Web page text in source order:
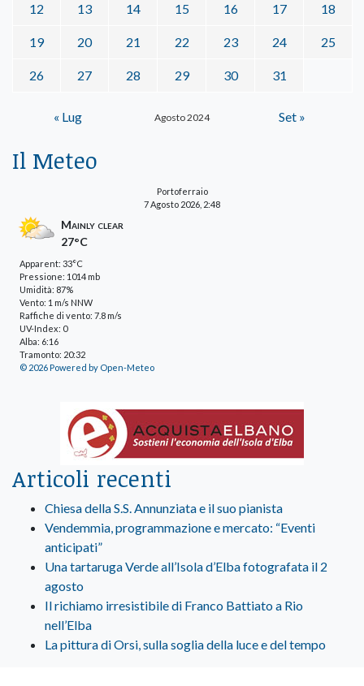
Agosto 2024
12 13 14 15 16 17 18
19 20 21 22 23 24 25
26 27 28 29 30 31
« Lug Set »
Il Meteo
Portoferraio
7 Agosto 2026, 2:48
Mainly clear
27°C
Apparent: 33°C
Pressione: 1014 mb
Umidità: 87%
Vento: 1 m/s NNW
Raffiche di vento: 7.8 m/s
UV-Index: 0
Alba: 6:16
Tramonto: 20:32
© 2026 Powered by Open-Meteo
Articoli recenti
Chiesa della S.S. Annunziata e il suo pianista
Vendemmia, programmazione e mercato: “Eventi
anticipati”
Una tartaruga Verde all’Isola d’Elba fotografata il 2
agosto
Il richiamo irresistibile di Franco Battiato a Rio
nell’Elba
La pittura di Orsi, sulla soglia della luce e del tempo